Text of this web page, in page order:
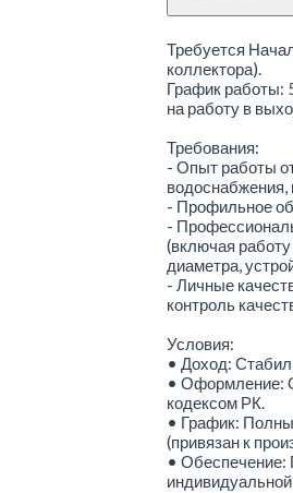
Требуется
коллектора).
График работы:
на работу в
Требования:
- Опыт работы
водоснабжения,
- Профильное
-
(включая
диаметра,
- Личные
контроль
Условия:
• Доход:
• Оформление:
кодексом РК.
• График:
(привязан к
• Обеспечение: